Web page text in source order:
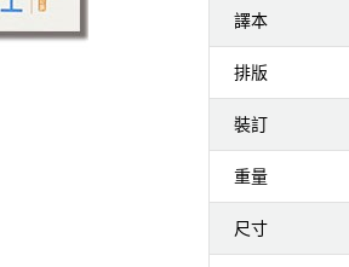
譯本
排版
裝訂
重量
尺寸